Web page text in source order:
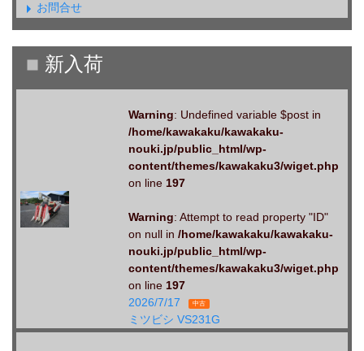
お問合せ
Warning: Undefined variable $post in
/home/kawakaku/kawakaku-
nouki.jp/public_html/wp-
content/themes/kawakaku3/wiget.php
on line 197
Warning: Attempt to read property "ID"
on null in /home/kawakaku/kawakaku-
nouki.jp/public_html/wp-
content/themes/kawakaku3/wiget.php
on line 197
2026/7/17
中古
ミツビシ VS231G